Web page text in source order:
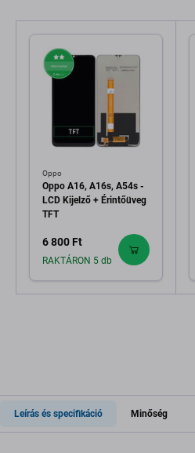
Oppo
Oppo A16, A16s, A54s -
LCD Kijelző + Érintőüveg
TFT
6 800 Ft
RAKTÁRON 5 db
Leírás és specifikáció Minőség